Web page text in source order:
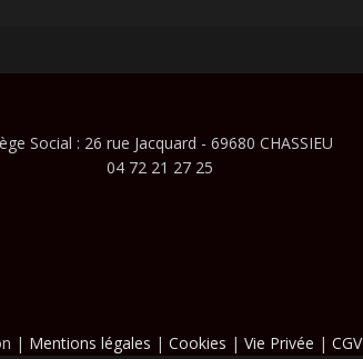
Social : 26 rue Jacquard - 69680 CHASSIEU
04 72 21 27 25
| Mentions légales | Cookies | Vie Privée | CGV